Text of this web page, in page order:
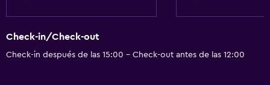
Wifi gratis
Wifi disponible en todas las instalaciones
Check-in/Check-out
Check-in después de las 15:00 - Check-out antes de las 12:00